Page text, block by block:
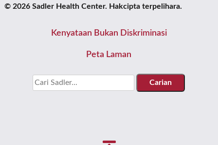
© 2026 Sadler Health Center. Hakcipta terpelihara.
Kenyataan Bukan Diskriminasi
Peta Laman
Cari
untuk: